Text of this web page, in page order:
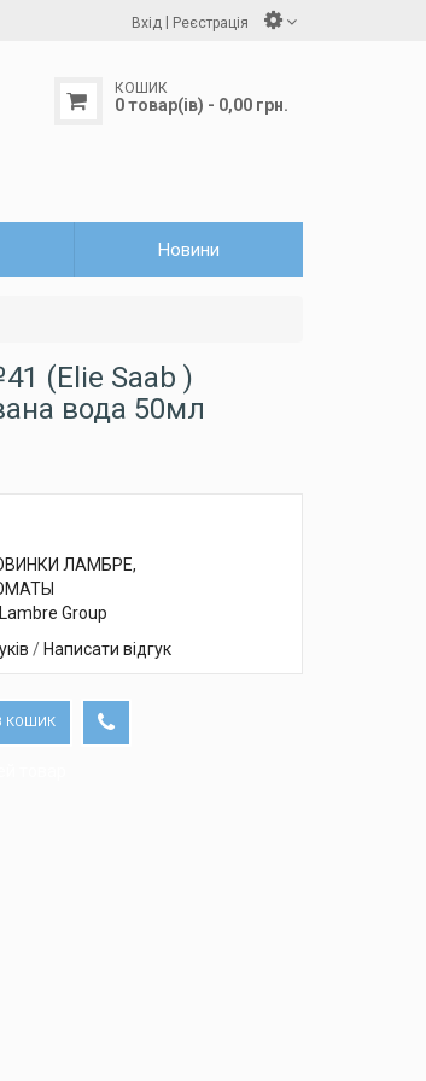
Вхід | Реєстрація
КОШИК
0 товар(ів) - 0,00 грн.
Новини
(Elie Saab )
вода 50мл
ЛАМБРЕ
Lambre Group
/ Написати відгук
КОШИК